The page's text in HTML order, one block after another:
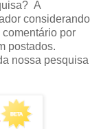
A
considerando
por
postados.
nossa pesquisa